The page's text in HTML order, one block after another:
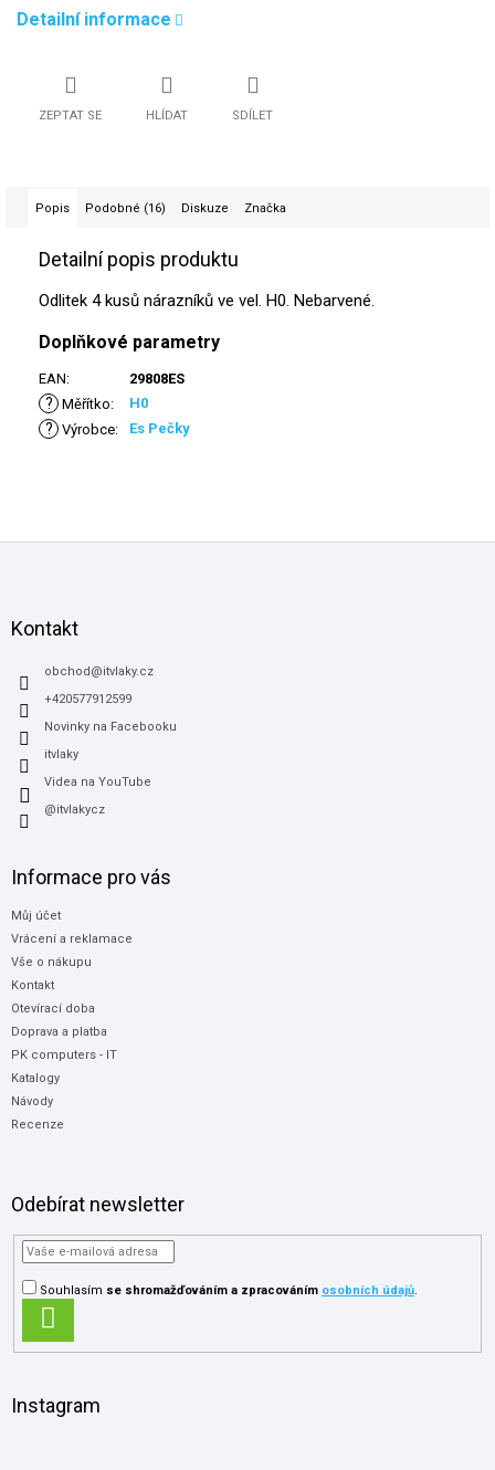
Detailní informace
ZEPTAT SE HLÍDAT SDÍLET
Popis Podobné (16) Diskuze Značka
Detailní popis produktu
Odlitek 4 kusů nárazníků ve vel. H0. Nebarvené.
Doplňkové parametry
EAN: 29808ES
? Měřítko: H0
? Výrobce: Es Pečky
Kontakt
obchod @itvlaky.cz
+420577912599
Novinky na Facebooku
itvlaky
Videa na YouTube
@itvlakycz
Informace pro vás
Můj účet
Vrácení a reklamace
Vše o nákupu
Kontakt
Otevírací doba
Doprava a platba
PK computers - IT
Katalogy
Návody
Recenze
Odebírat newsletter
Souhlasím se shromažďováníma zpracováním osobních údajů.
SE
Instagram